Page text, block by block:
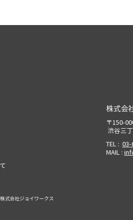
株式会
〒150-
渋谷三
TEL : 03-
MAIL :
式会社ジョイワークス